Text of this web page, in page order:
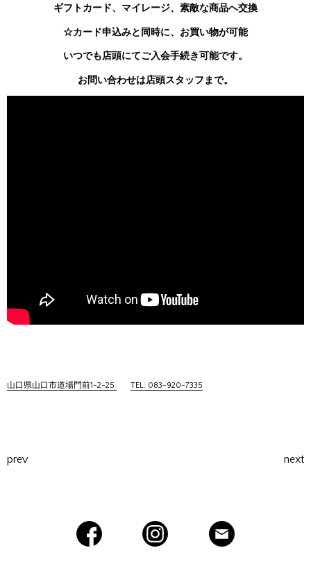
ギフトカード、マイレージ、素敵な商品へ交換
☆カード申込みと同時に、お買い物が可能
いつでも店頭にてご入会手続き可能です。
お問い合わせは店頭スタッフまで。
山口県山口市道場門前1-2-25 TEL: 083-920-7335
prev next